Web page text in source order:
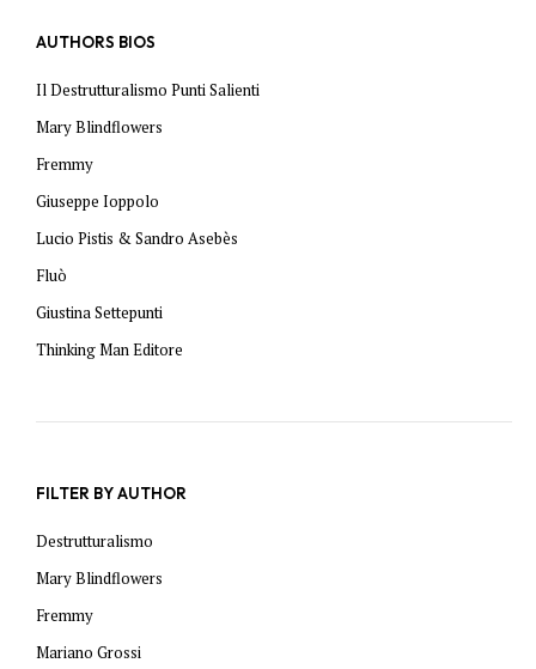
AUTHORS BIOS
Il Destrutturalismo Punti Salienti
Mary Blindflowers
Fremmy
Giuseppe Ioppolo
Lucio Pistis & Sandro Asebès
Fluò
Giustina Settepunti
Thinking Man Editore
FILTER BY AUTHOR
Destrutturalismo
Mary Blindflowers
Fremmy
Mariano Grossi